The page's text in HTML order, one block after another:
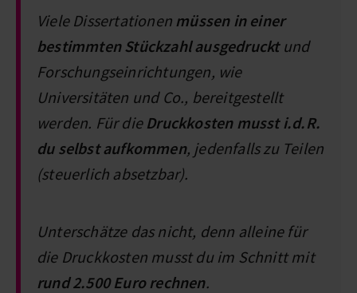
Viele Dissertationen müssen in einer
bestimmten Stückzahl ausgedrucktund
Forschungseinrichtungen, wie
Universitäten und Co., bereitgestellt
werden. Für die Druckkosten musst i.d.R.
du selbst aufkommen, jedenfalls zu Teilen
(steuerlich absetzbar).
Unterschätze das nicht, denn alleine für
die Druckkosten musst du im Schnitt mit
rund 2.500 Euro rechnen.